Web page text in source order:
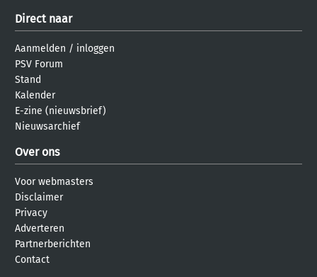
Direct naar
Aanmelden / inloggen
PSV Forum
Stand
Kalender
E-zine (nieuwsbrief)
Nieuwsarchief
Over ons
Voor webmasters
Disclaimer
Privacy
Adverteren
Partnerberichten
Contact